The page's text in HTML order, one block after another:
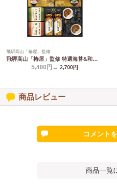
飛騨高山「椿屋」監修
飛騨高山「椿屋」監修 特選海苔&和味詰合せ TGF-EJ
5,400円→ 2,700円
商品レビュー
コメント
商品一覧